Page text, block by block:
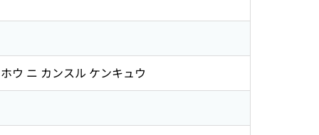
ウ ニ カンスル ケンキュウ